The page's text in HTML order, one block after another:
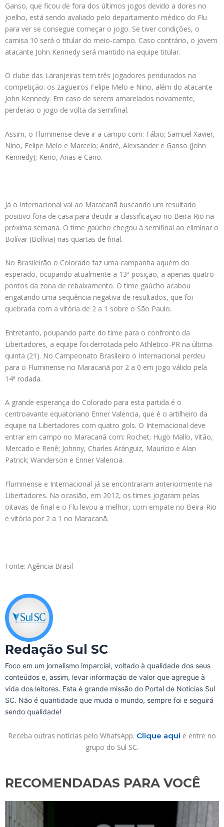
Ganso, que ficou de fora dos últimos jogos devido a dores no
joelho, está sendo avaliado pelo departamento médico do Flu
para ver se consegue começar o jogo. Se tiver condições, o
camisa 10 será o titular do meio-campo. Caso contrário, o jovem
atacante John Kennedy será mantido na equipe titular.
O clube das Laranjeiras tem três jogadores pendurados na
competição: os zagueiros Felipe Melo e Nino, além do atacante
John Kennedy. Em caso de serem amarelados novamente,
perderão o jogo de volta da semifinal.
Assim, o Fluminense deve ir a campo com: Fábio; Samuel Xavier,
Nino, Felipe Melo e Marcelo; André, Alexsander e Ganso (John
Kennedy); Keno, Arias e Cano.
Já o Internacional vai ao Maracanã buscando um resultado
positivo fora de casa para decidir a classificação no Beira-Rio na
próxima semana. O time gaúcho chegou à semifinal ao eliminar o
Bolívar (Bolívia) nas quartas de final.
No Brasileirão o Colorado faz uma campanha aquém do
esperado, ocupando atualmente a 13ª posição, a apenas quatro
pontos da zona de rebaixamento. O time gaúcho acabou
engatando uma sequência negativa de resultados, que foi
quebrada com a vitória de 2 a 1 sobre o São Paulo.
Entretanto, poupando parte do time para o confronto da
Libertadores, a equipe foi derrotada pelo Athletico-PR na última
quinta (21). No Campeonato Brasileiro o Internacional perdeu
para o Fluminense no Maracanã por 2 a 0 em jogo válido pela
14ª rodada.
A grande esperança do Colorado para esta partida é o
centroavante equatoriano Enner Valencia, que é o artilheiro da
equipe na Libertadores com quatro gols. O Internacional deve
entrar em campo no Maracanã com: Rochet; Hugo Mallo, Vitão,
Mercado e Renê; Johnny, Charles Aránguiz, Maurício e Alan
Patrick; Wanderson e Enner Valencia.
Fluminense e Internacional já se encontraram anteriormente na
Libertadores. Na ocasião, em 2012, os times jogaram pelas
oitavas de final e o Flu levou a melhor, com empate no Beira-Rio
e vitória por 2 a 1 no Maracanã.
Fonte: Agência Brasil
Redação Sul SC
Foco em um jornalismo imparcial, voltado à qualidade dos seus
conteúdos e, assim, levar informação de valor que agregue à
vida dos leitores. Esta é grande missão do Portal de Notícias Sul
SC. Não é quantidade que muda o mundo, sempre foi e seguirá
sendo qualidade!
Receba outras notícias pelo WhatsApp. Clique aqui e entre no
grupo do Sul SC.
RECOMENDADAS PARA VOCÊ​